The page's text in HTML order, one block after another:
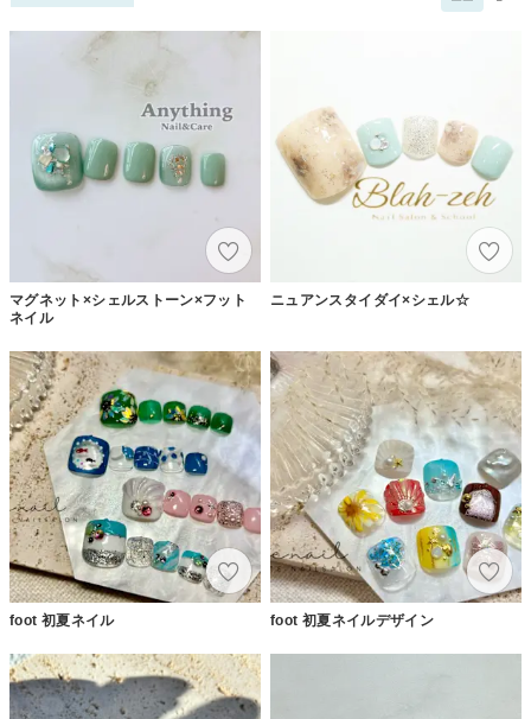
マグネット×シェルストーン×フット
ネイル
ニュアンスタイダイ×シェル☆
foot 初夏ネイル foot 初夏ネイルデザイン